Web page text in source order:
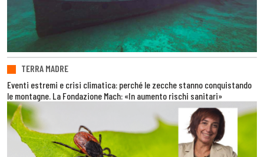
TERRA MADRE
Eventi estremi e crisi climatica: perché le zecche stanno conquistando
le montagne. La Fondazione Mach: «In aumento rischi sanitari»